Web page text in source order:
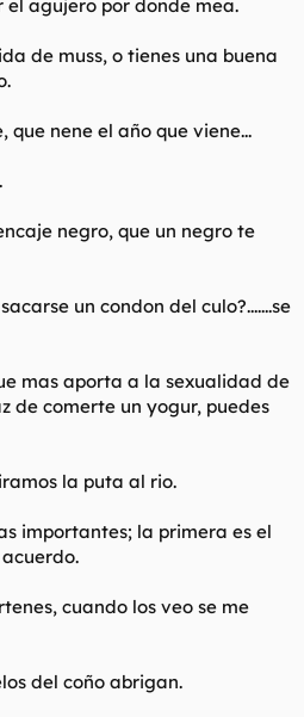
el agujero por donde mea.
de muss, o tienes una buena
que nene el año que viene...
negro, que un negro te
un condon del culo?.......se
mas aporta a la sexualidad de
de comerte un yogur, puedes
la puta al rio.
importantes; la primera es el
cuando los veo se me
del coño abrigan.